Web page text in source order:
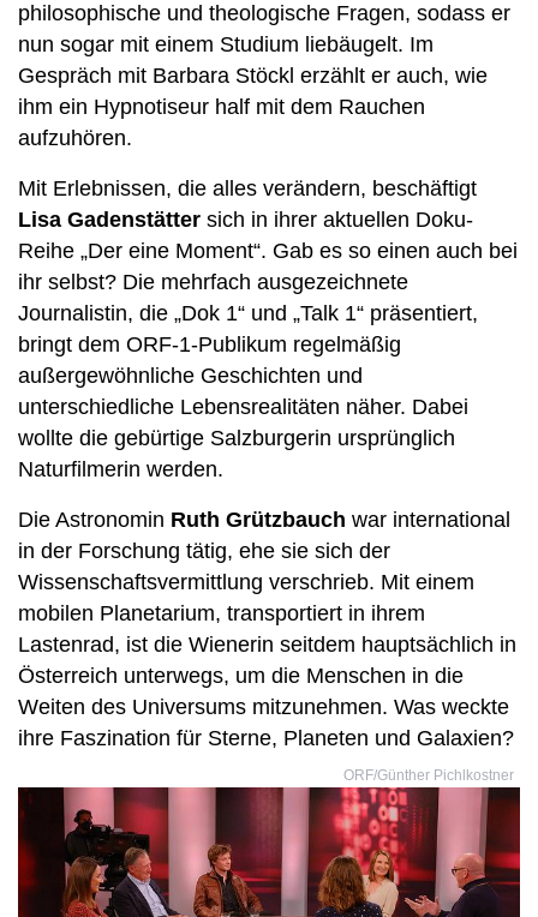
philosophische und theologische Fragen, sodass er
nun sogar mit einem Studium liebäugelt. Im
Gespräch mit Barbara Stöckl erzählt er auch, wie
ihm ein Hypnotiseur half mit dem Rauchen
aufzuhören.
Mit Erlebnissen, die alles verändern, beschäftigt
Lisa Gadenstätter sich in ihrer aktuellen Doku-
Reihe „Der eine Moment“. Gab es so einen auch bei
ihr selbst? Die mehrfach ausgezeichnete
Journalistin, die „Dok 1“ und „Talk 1“ präsentiert,
bringt dem ORF-1-Publikum regelmäßig
außergewöhnliche Geschichten und
unterschiedliche Lebensrealitäten näher. Dabei
wollte die gebürtige Salzburgerin ursprünglich
Naturfilmerin werden.
Die Astronomin Ruth Grützbauch war international
in der Forschung tätig, ehe sie sich der
Wissenschaftsvermittlung verschrieb. Mit einem
mobilen Planetarium, transportiert in ihrem
Lastenrad, ist die Wienerin seitdem hauptsächlich in
Österreich unterwegs, um die Menschen in die
Weiten des Universums mitzunehmen. Was weckte
ihre Faszination für Sterne, Planeten und Galaxien?
ORF/Günther Pichlkostner